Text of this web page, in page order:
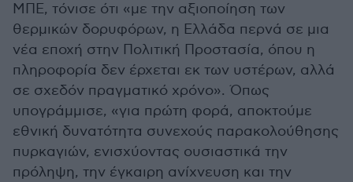
ΜΠΕ, τόνισε ότι «με την αξιοποίηση των
θερμικών δορυφόρων, η Ελλάδα περνά σε μια
νέα εποχή στην Πολιτική Προστασία, όπου η
πληροφορία δεν έρχεται εκ των υστέρων, αλλά
σε σχεδόν πραγματικό χρόνο». Όπως
υπογράμμισε, «για πρώτη φορά, αποκτούμε
εθνική δυνατότητα συνεχούς παρακολούθησης
πυρκαγιών, ενισχύοντας ουσιαστικά την
πρόληψη, την έγκαιρη ανίχνευση και την